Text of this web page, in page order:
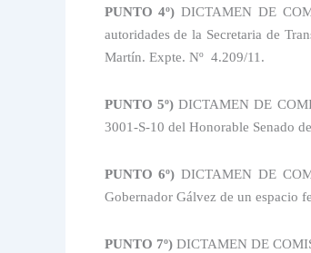
PUNTO 4º) DICTAMEN DE
autoridades de la Secretaria de
Martín. Expte. Nº 4.209/11.
PUNTO 5º)DICTAMEN DE
3001-S-10 del Honorable Senado
PUNTO 6º) DICTAMEN DE
Gobernador Gálvez de un espacio
PUNTO 7º)DICTAMEN DE